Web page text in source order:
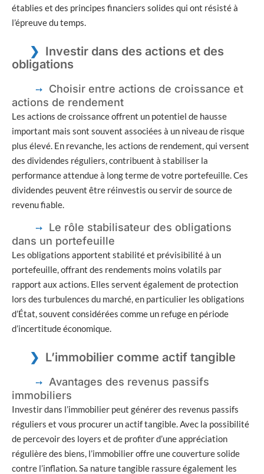
établies et des principes financiers solides qui ont résisté à
l’épreuve du temps.
Investir dans des actions et des
obligations
Choisir entre actions de croissance et
actions de rendement
Les actions de croissance offrent un potentiel de hausse
important mais sont souvent associées à un niveau de risque
plus élevé. En revanche, les actions de rendement, qui versent
des dividendes réguliers, contribuent à stabiliser la
performance attendue à long terme de votre portefeuille. Ces
dividendes peuvent être réinvestis ou servir de source de
revenu fiable.
Le rôle stabilisateur des obligations
dans un portefeuille
Les obligations apportent stabilité et prévisibilité à un
portefeuille, offrant des rendements moins volatils par
rapport aux actions. Elles servent également de protection
lors des turbulences du marché, en particulier les obligations
d’État, souvent considérées comme un refuge en période
d’incertitude économique.
L’immobilier comme actif tangible
Avantages des revenus passifs
immobiliers
Investir dans l’immobilier peut générer des revenus passifs
réguliers et vous procurer un actif tangible. Avec la possibilité
de percevoir des loyers et de profiter d’une appréciation
régulière des biens, l’immobilier offre une couverture solide
contre l’inflation. Sa nature tangible rassure également les